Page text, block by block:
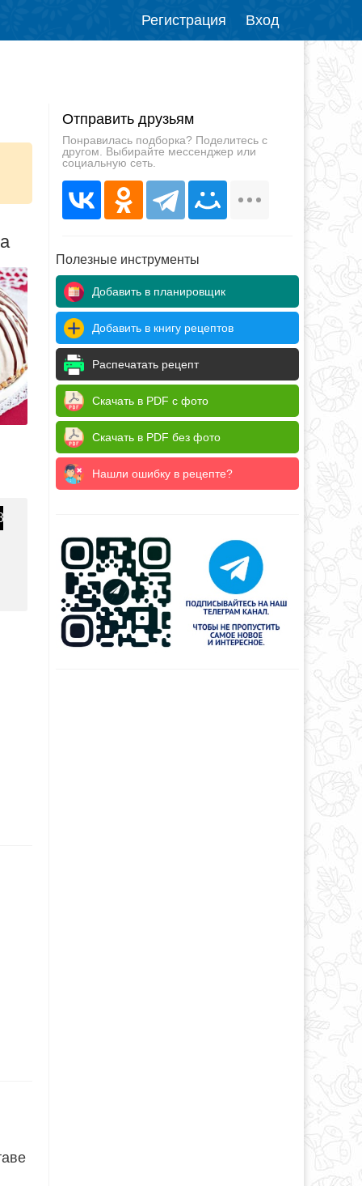
Регистрация Вход
Отправить друзьям
Понравилась подборка? Поделитесь с
другом. Выбирайте мессенджер или
социальную сеть.
Полезные инструменты
Добавить в планировщик
Добавить в книгу рецептов
Распечатать рецепт
Скачать в PDF с фото
Скачать в PDF без фото
Нашли ошибку в рецепте?